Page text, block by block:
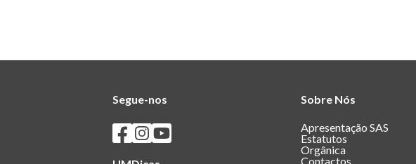
Segue-nos
Seguir os SASUM no Facebook
Seguir os SASUM no Instagram
Seguir os SASUM no Youtube
Sobre Nós
Apresentação SAS
Estatutos
Orgânica
Contactos